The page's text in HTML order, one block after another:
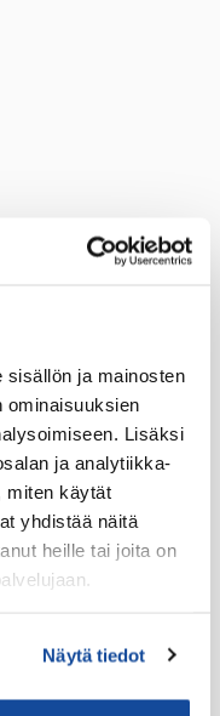
sisällön ja mainosten
ominaisuuksien
Lisäksi
ja analytiikka-
miten käytät
yhdistää näitä
heille tai joita on
Näytä tiedot